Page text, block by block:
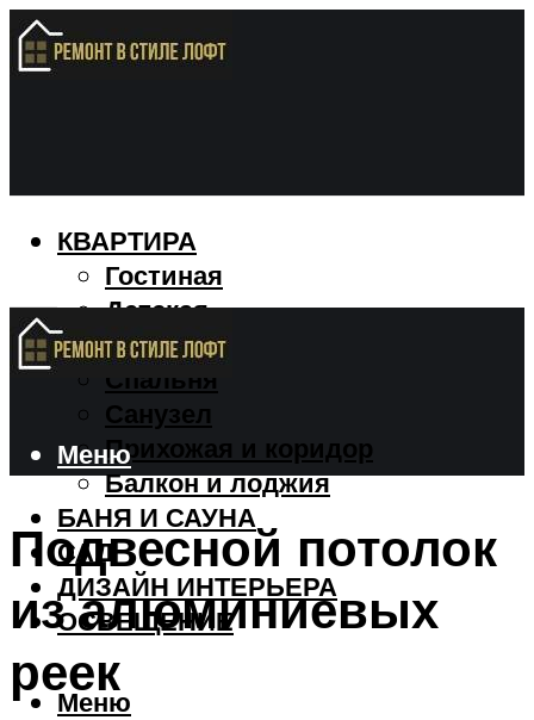
КВАРТИРА
Гостиная
Детская
Кухня
Спальня
Санузел
Прихожая и коридор
Балкон и лоджия
БАНЯ И САУНА
САД
ДИЗАЙН ИНТЕРЬЕРА
ОСВЕЩЕНИЕ
Меню
Меню
Подвесной потолок
из алюминиевых
реек